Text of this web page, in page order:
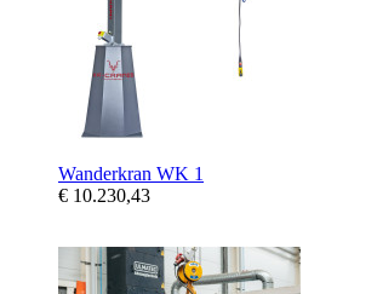
Wanderkran WK 1
€ 10.230,43